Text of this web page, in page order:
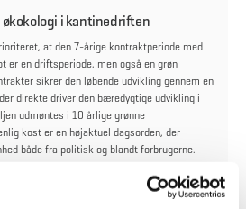
økokologi i kantinedriften
at den 7-årige kontraktperiode med
er en driftsperiode, men også en grøn
sikrer den løbende udvikling gennem en
direkte driver den bæredygtige udvikling i
udmøntes i 10 årlige grønne
kost er en højaktuel dagsorden, der
både fra politisk og blandt forbrugerne.
for kantinedriftens emissionsaftryk samt
2 stiller Bygningsstyrelsen bl.a. krav til, at